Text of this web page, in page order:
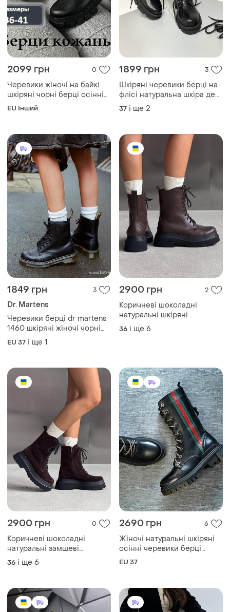
2099 грн 0
Черевики жіночі на байкі
шкіряні чорні берці осінні
демісезонні з натуральної
EU Інший
1899 грн 3
Шкіряні черевики берці на
флісі натуральна шкіра демі
ботинки весна осінь
демісезон осінні кожа
37 і ще 2
1849 грн 3
Dr. Martens
Черевики берці dr martens
1460 шкіряні жіночі чорні
демісезонні осінні весняні
високі
EU 37 і ще 1
2900 грн 2
Коричневі шоколадні
натуральні шкіряні
демісезонні демі осінні
черевики берці на шнурках
36 і ще 6
2900 грн 0
Коричневі шоколадні
натуральні замшеві
демісезонні демі осінні
черевики берці на шнурках
платформі замша осінь
шоколад
36 і ще 6
2690 грн 6
Жіночі натуральні шкіряні
осінні черевики берці
чорні високі на тракторній
24 см
EU 37